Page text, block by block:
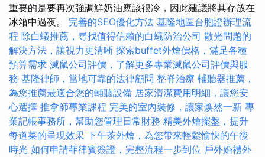
重要的是要再次強調鮮奶油應該很冷，因此建議將其存放在
冰箱中過夜。 完善的SEO優化方法 基隆地區台胞證辦理流
程 除白蟻推薦，尋找值得信賴的白蟻防治公司 散光問題的
解決方法，讓視力更清晰 探索buffet外燴價格，滿足各種
預算需求 滅鼠公司評價，了解更多專業滅鼠公司評價與服
務 基隆律師，當地可靠的法律顧問 整脊治療 輔聽器推薦，
為您推薦最適合您的輔聽設備 居家清潔費用明細，讓您安
心選擇 推拿師專業課程 完美的室內裝修，讓家焕然一新 專
業記帳事務所，幫助您管理日常財務 精美外燴擺盤，提升
每道菜的呈現效果 下午茶外燴，為您帶來輕鬆愉快的午後
時光 如何申請菲律賓簽證，完整流程一步到位 戶外婚禮外